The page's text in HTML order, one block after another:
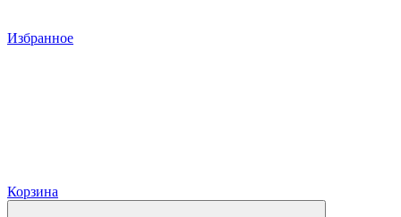
Избранное
Корзина